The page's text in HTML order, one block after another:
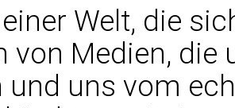
Welt, die
von Medien,
und uns vom